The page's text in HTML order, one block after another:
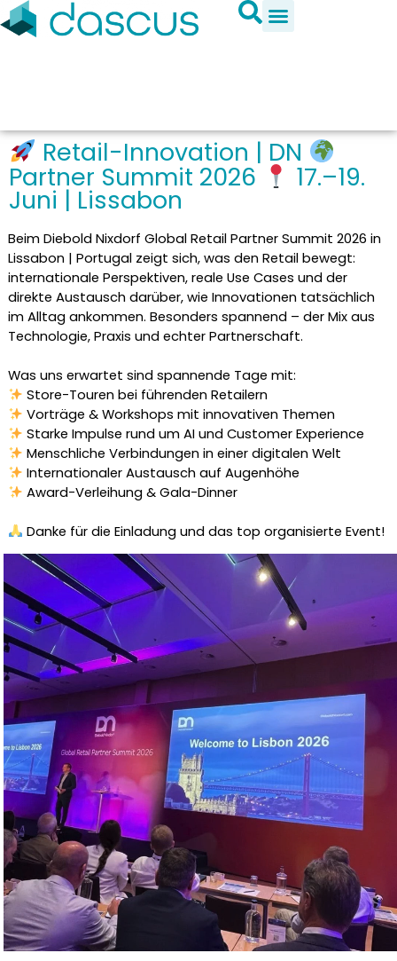
Retail-Innovation | DN
Partner Summit 2026 17.–19.
Juni | Lissabon
Beim Diebold Nixdorf Global Retail Partner Summit 2026 in
Lissabon | Portugal zeigt sich, was den Retail bewegt:
internationale Perspektiven, reale Use Cases und der
direkte Austausch darüber, wie Innovationen tatsächlich
im Alltag ankommen. Besonders spannend – der Mix aus
Technologie, Praxis und echter Partnerschaft.
Was uns erwartet sind spannende Tage mit:
Store-Touren bei führenden Retailern
Vorträge & Workshops mit innovativen Themen
Starke Impulse rund um AI und Customer Experience
Menschliche Verbindungen in einer digitalen Welt
Internationaler Austausch auf Augenhöhe
Award-Verleihung & Gala-Dinner
Danke für die Einladung und das top organisierte Event!